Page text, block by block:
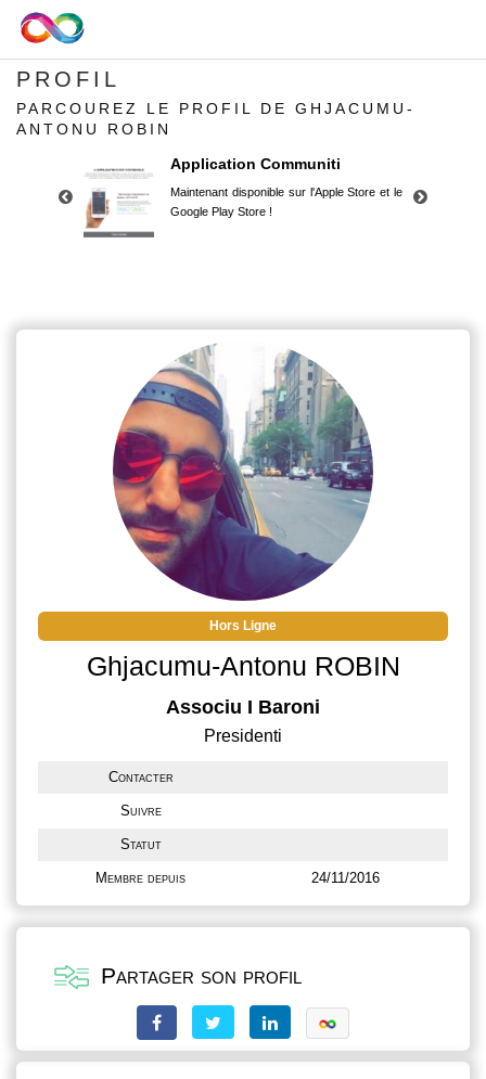
PROFIL
PARCOUREZ LE PROFIL DE GHJACUMU-
ANTONU ROBIN
Application Communiti
Maintenant disponible sur l'Apple Store et le
Google Play Store !
Google Play Store !
Hors Ligne
Ghjacumu-Antonu ROBIN
Associu I Baroni
Presidenti
Contacter
Suivre
Statut
Membre depuis 24/11/2016
Partager son profil